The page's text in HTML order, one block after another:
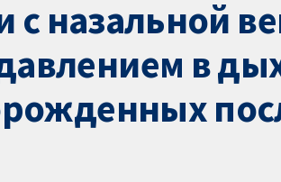
с назальной
в